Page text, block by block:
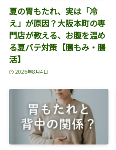
夏の胃もたれ、実は「冷
え」が原因？大阪本町の専
門店が教える、お腹を温め
る夏バテ対策【腸もみ・腸
活】
2026年8月4日